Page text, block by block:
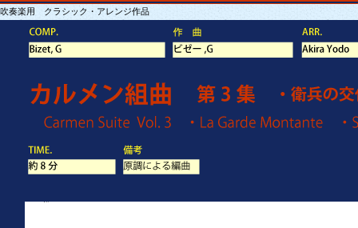
吹奏楽用 クラシック・アレンジ作品